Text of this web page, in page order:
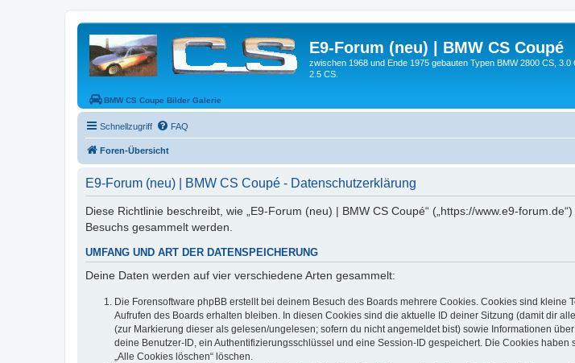
E9-Forum (neu) | BMW CS Coupé
zwischen 1968 und Ende 1975 gebauten Typen BMW 2800 CS, 3.0
2.5 CS.
BMW CS Coupe Bilder Galerie
Schnellzugriff FAQ
Foren-Übersicht
E9-Forum (neu) | BMW CS Coupé - Datenschutzerklärung
Diese Richtlinie beschreibt, wie „E9-Forum (neu) | BMW CS Coupé“ („https://www.e9-
Besuchs gesammelt werden.
UMFANG UND ART DER DATENSPEICHERUNG
Deine Daten werden auf vier verschiedene Arten gesammelt:
Die Forensoftware phpBB erstellt bei deinem Besuch des Boards mehrere Cookies. Cookies sind
Aufrufen des Boards erhalten bleiben. In diesen Cookies sind die aktuelle ID deiner Sitzung (damit dir
(zur Markierung dieser als gelesen/ungelesen; sofern du nicht angemeldet bist) sowie Informationen
deine Benutzer-ID, ein Authentifizierungsschlüssel und eine Session-ID gespeichert. Die Cookies
„Alle Cookies löschen“ löschen.